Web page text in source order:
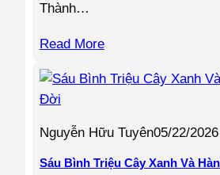
Thành…
Read More
Nguyễn Hữu Tuyên05/22/2026
Sáu Bình Triệu Cây Xanh Và